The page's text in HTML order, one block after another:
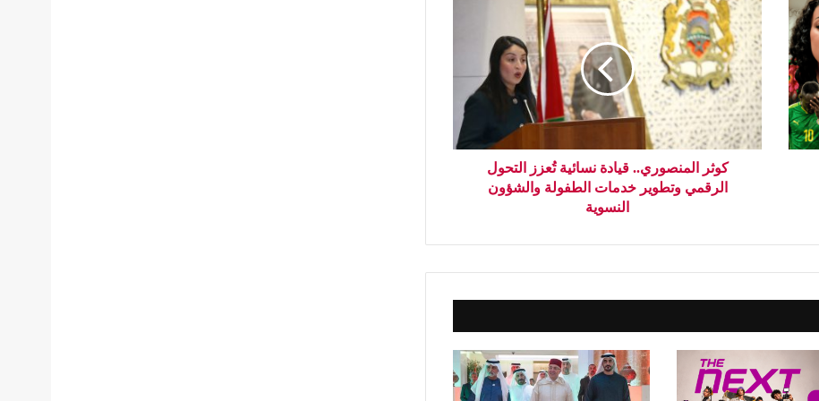
كوثر المنصوري.. قيادة نسائية تُعزز التحول
الرقمي وتطوير خدمات الطفولة والشؤون
النسوية